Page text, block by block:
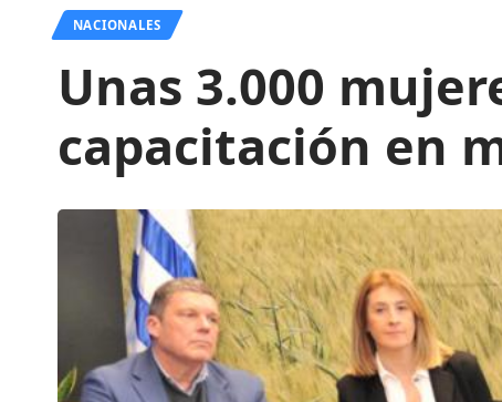
NACIONALES
Unas 3.000
capacitación en